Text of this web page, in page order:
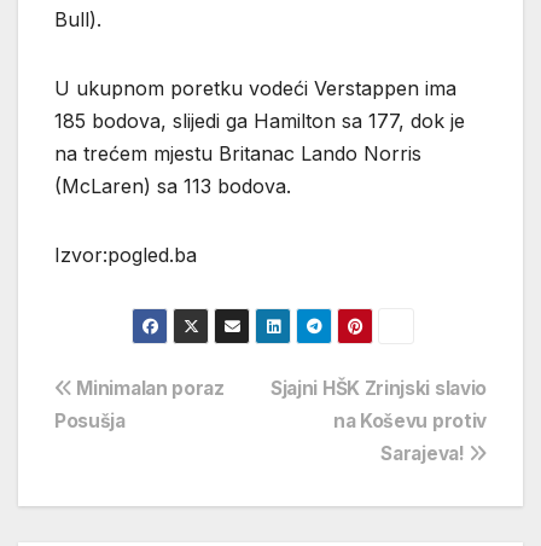
Bull).
U ukupnom poretku vodeći Verstappen ima
185 bodova, slijedi ga Hamilton sa 177, dok je
na trećem mjestu Britanac Lando Norris
(McLaren) sa 113 bodova.
Izvor:pogled.ba
Navigacija
objava
Sjajni HŠK Zrinjski slavio
na Koševu protiv
Sarajeva!
Minimalan poraz
Posušja